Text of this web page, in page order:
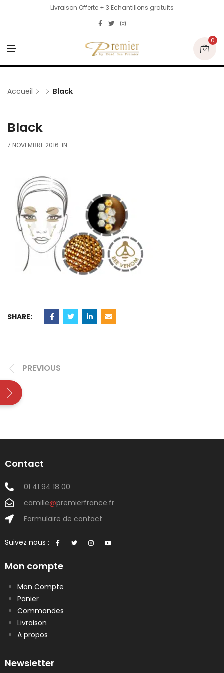
Livraison Offerte + 3 Echantillons gratuits
N
U
0
Accueil Black
Black
7 NOVEMBRE 2016 IN
SHARE:
PREVIOUS
Contact
01 41 94 18 00
camille@premierfrance.fr
Formulaire de contact
Suivez nous :
Mon compte
Mon Compte
Panier
Commandes
Livraison
A propos
Newsletter